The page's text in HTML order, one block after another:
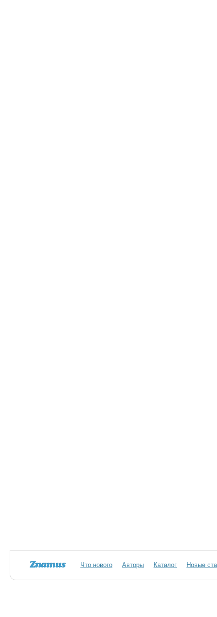
Что нового Авторы Каталог Новые